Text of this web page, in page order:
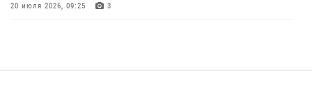
20 июля 2026, 09:25 3